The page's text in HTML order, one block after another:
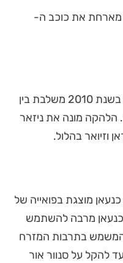
את כוכב ה-
להקת "רג'אר" העכואית, שקמה בשנת 2010 משלבת בין
הלהקה מונה את ניזאר
וזיואר בהלול.
מוצגת בפואייה של
כנעאן מרבה להשתמש
בתרבות המזרח
להקל על סנוור אור